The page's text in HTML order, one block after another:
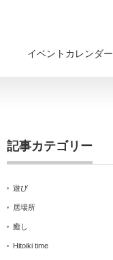
イベントカレンダー
記事カテゴリー
遊び
居場所
癒し
Hitoiki time